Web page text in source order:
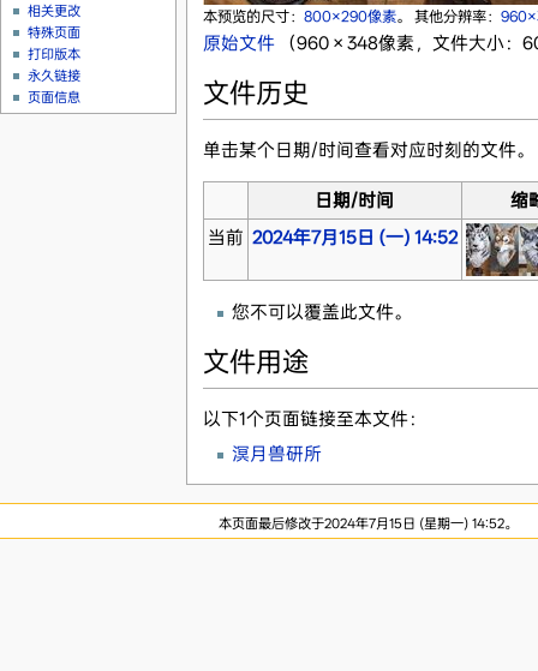
本预览的尺寸： 800×290像素。 其他分辨率：
原始文件‎ （960 × 348像素，文件大小：
文件历史
单击某个日期/时间查看对应时刻的文件。
日期/时间
缩
当前 2024年7月15日 (一) 14:52
您不可以覆盖此文件。
文件用途
以下1个页面链接至本文件：
溟月兽研所
相关更改
特殊页面
打印版本
永久链接
页面信息
本页面最后修改于2024年7月15日 (星期一) 14:52。